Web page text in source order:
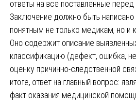
ответы на все поставленные
Заключение должно быть
понятным не только медикам, но и
Оно содержит описание
классификацию (дефект, ошибка,
оценку причинно-следственной
итоге, ответ на главный вопрос:
факт оказания медицинской